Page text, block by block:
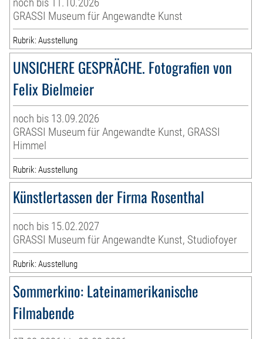
GRASSI Museum für Angewandte Kunst
Rubrik: Ausstellung
UNSICHERE GESPRÄCHE. Fotografien von
Felix Bielmeier
noch bis 13.09.2026
GRASSI Museum für Angewandte Kunst, GRASSI
Himmel
Rubrik: Ausstellung
Künstlertassen der Firma Rosenthal
noch bis 15.02.2027
GRASSI Museum für Angewandte Kunst, Studiofoyer
Rubrik: Ausstellung
Sommerkino: Lateinamerikanische
Filmabende